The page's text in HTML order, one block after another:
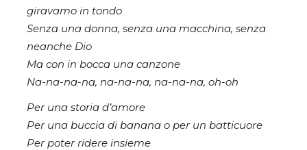
giravamo in tondo
Senza una donna, senza una macchina, senza
neanche Dio
Ma con in bocca una canzone
Na-na-na-na, na-na-na, na-na-na, oh-oh
Per una storia d’amore
Per una buccia di banana o per un batticuore
Per poter ridere insieme